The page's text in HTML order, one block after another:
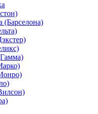
(Барселона)